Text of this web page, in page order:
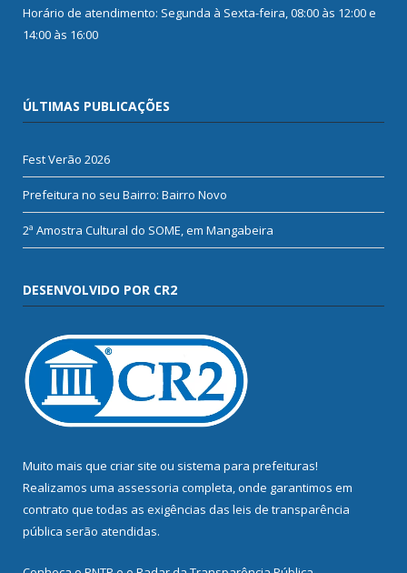
Horário de atendimento: Segunda à Sexta-feira, 08:00 às 12:00 e
14:00 às 16:00
ÚLTIMAS PUBLICAÇÕES
Fest Verão 2026
Prefeitura no seu Bairro: Bairro Novo
2ª Amostra Cultural do SOME, em Mangabeira
DESENVOLVIDO POR CR2
Muito mais que criar site ou sistema para prefeituras!
Realizamos uma assessoria completa, onde garantimos em
contrato que todas as exigências das leis de transparência
pública serão atendidas.